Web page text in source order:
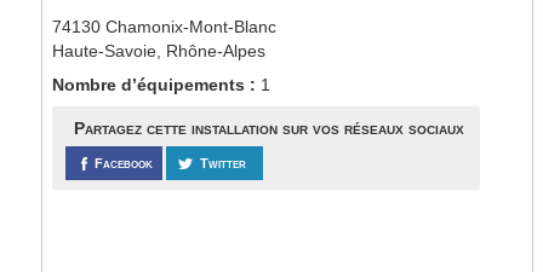
74130 Chamonix-Mont-Blanc
Haute-Savoie, Rhône-Alpes
Nombre d’équipements : 1
Partagez cette installation sur vos réseaux sociaux
Facebook Twitter